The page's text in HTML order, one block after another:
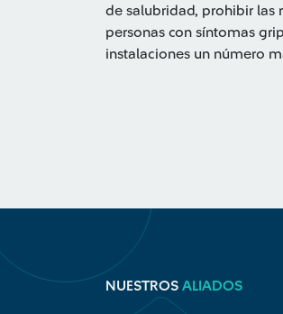
de salubridad, prohibir las
personas con síntomas
instalaciones un número
NUESTROS ALIADOS